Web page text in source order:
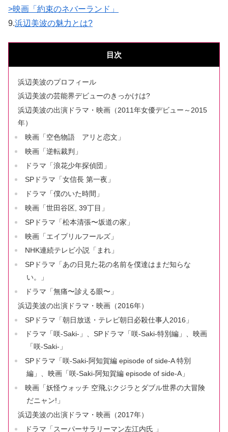
>映画「約束のネバーランド」
9.浜辺美波の魅力とは?
目次
浜辺美波のプロフィール
浜辺美波の芸能界デビューのきっかけは?
浜辺美波の出演ドラマ・映画（2011年女優デビュー～2015
年）
映画「空色物語 アリと恋文」
映画「逆転裁判」
ドラマ「浪花少年探偵団」
SPドラマ「女信長 第一夜」
ドラマ「僕のいた時間」
映画「世田谷区, 39丁目」
SPドラマ「松本清張〜坂道の家」
映画「エイプリルフールズ」
NHK連続テレビ小説「まれ」
SPドラマ「あの日見た花の名前を僕達はまだ知らな
い。」
ドラマ「無痛〜診える眼〜」
浜辺美波の出演ドラマ・映画（2016年）
SPドラマ「朝日放送・テレビ朝日必殺仕事人2016」
ドラマ「咲-Saki-」、SPドラマ「咲-Saki-特別編」、映画
「咲-Saki-」
SPドラマ「咲-Saki-阿知賀編 episode of side-A 特別
編」、映画「咲-Saki-阿知賀編 episode of side-A」
映画「妖怪ウォッチ 空飛ぶクジラとダブル世界の大冒険
だニャン!」
浜辺美波の出演ドラマ・映画（2017年）
ドラマ「スーパーサラリーマン左江内氏 」